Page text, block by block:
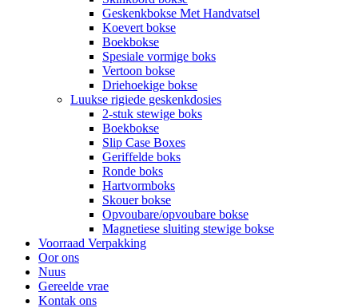
Geskenkbokse Met Handvatsel
Koevert bokse
Boekbokse
Spesiale vormige boks
Vertoon bokse
Driehoekige bokse
Luukse rigiede geskenkdosies
2-stuk stewige boks
Boekbokse
Slip Case Boxes
Geriffelde boks
Ronde boks
Hartvormboks
Skouer bokse
Opvoubare/opvoubare bokse
Magnetiese sluiting stewige bokse
Voorraad Verpakking
Oor ons
Nuus
Gereelde vrae
Kontak ons